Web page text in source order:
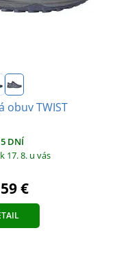
obuv TWIST
DNÍ
17. 8. u vás
€